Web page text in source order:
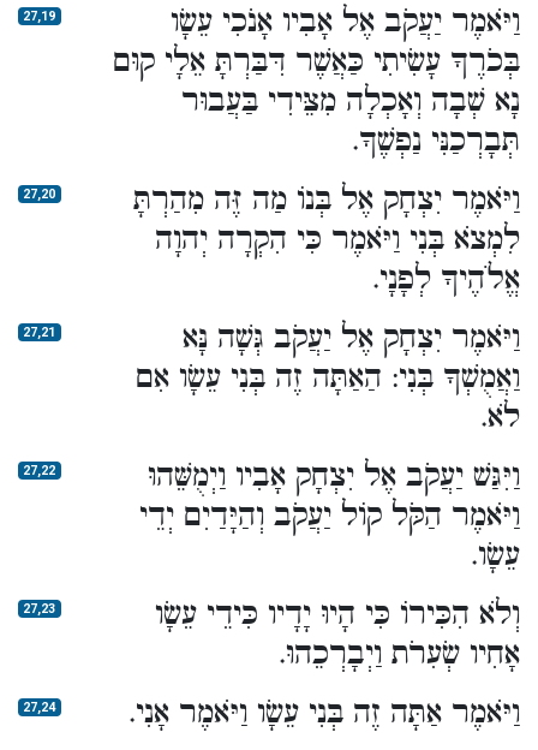
27,19
וַיֹּאמֶר יַעֲקֹב אֶל אָבִיו אָנֹכִי עֵשָׂו
בְּכֹרֶךָ עָשִׂיתִי כַּאֲשֶׁר דִּבַּרְתָּ אֵלָי קוּם
נָא שְׁבָה וְאָכְלָה מִצֵּידִי בַּעֲבוּר
תְּבָרְכַנִּי נַפְשֶׁךָ.
27,20
וַיֹּאמֶר יִצְחָק אֶל בְּנוֹ מַה זֶּה מִהַרְתָּ
לִמְצֹא בְּנִי וַיֹּאמֶר כִּי הִקְרָה יְהוָה
אֱלֹהֶיךָ לְפָנָי.
27,21
וַיֹּאמֶר יִצְחָק אֶל יַעֲקֹב גְּשָׁה נָּא
וַאֲמֻשְׁךָ בְּנִי: הַאַתָּה זֶה בְּנִי עֵשָׂו אִם
לֹא.
27,22
וַיִּגַּשׁ יַעֲקֹב אֶל יִצְחָק אָבִיו וַיְמֻשֵּׁהוּ
וַיֹּאמֶר הַקֹּל קוֹל יַעֲקֹב וְהַיָּדַיִם יְדֵי
עֵשָׂו.
27,23
וְלֹא הִכִּירוֹ כִּי הָיוּ יָדָיו כִּידֵי עֵשָׂו
אָחִיו שְׂעִרֹת וַיְבָרְכֵהוּ.
27,24 וַיֹּאמֶר אַתָּה זֶה בְּנִי עֵשָׂו וַיֹּאמֶר אָנִי.